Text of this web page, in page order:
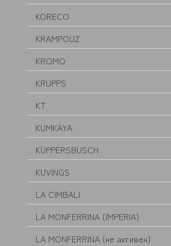
KORECO
KRAMPOUZ
KROMO
KRUPPS
KT
KUMKAYA
KÜPPERSBUSCH
KUVINGS
LA CIMBALI
LA MONFERRINA (IMPERIA)
LA MONFERRINA (не активен)